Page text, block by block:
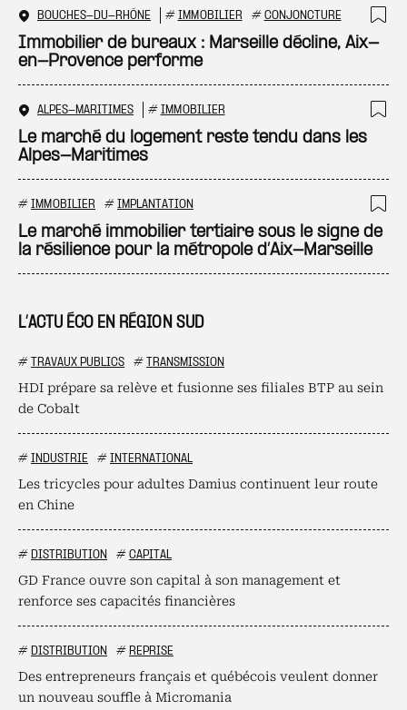
L’ACTU ÉCO EN RÉGION SUD
# TRAVAUX PUBLICS # TRANSMISSION
HDI prépare sa relève et fusionne ses filiales BTP au sein
de Cobalt
# INDUSTRIE # INTERNATIONAL
Les tricycles pour adultes Damius continuent leur route
en Chine
# DISTRIBUTION # CAPITAL
GD France ouvre son capital à son management et
renforce ses capacités financières
# DISTRIBUTION # REPRISE
Des entrepreneurs français et québécois veulent donner
un nouveau souffle à Micromania
BOUCHES-DU-RHÔNE # IMMOBILIER # CONJONCTURE
Immobilier de bureaux : Marseille décline, Aix-
en-Provence performe
ALPES-MARITIMES # IMMOBILIER
Le marché du logement reste tendu dans les
Alpes-Maritimes
# IMMOBILIER # IMPLANTATION
Le marché immobilier tertiaire sous le signe de
la résilience pour la métropole d’Aix-Marseille